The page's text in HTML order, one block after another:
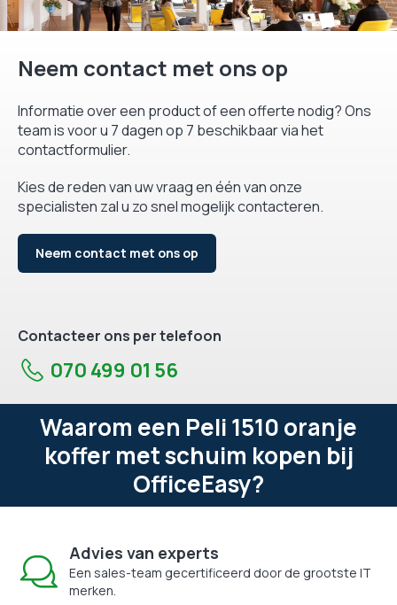
Neem contact met ons op
Informatie over een product of een offerte nodig? Ons
team is voor u 7 dagen op 7 beschikbaar via het
contactformulier.
Kies de reden van uw vraag en één van onze
specialisten zal u zo snel mogelijk contacteren.
Neem contact met ons op
Contacteer ons per telefoon
070 499 01 56
Waarom een Peli 1510 oranje
koffer met schuim kopen bij
OfficeEasy?
Advies van experts
Een sales-team gecertificeerd door de grootste IT
merken.